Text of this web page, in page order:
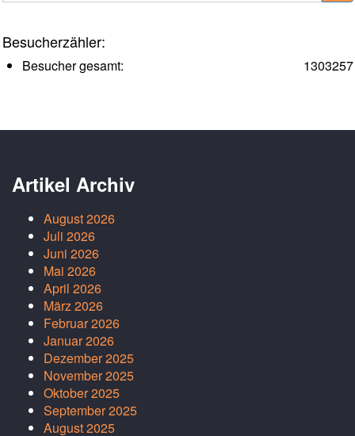
Besucherzähler:
1303257
Besucher gesamt:
Artikel Archiv
August 2026
Juli 2026
Juni 2026
Mai 2026
April 2026
März 2026
Februar 2026
Januar 2026
Dezember 2025
November 2025
Oktober 2025
September 2025
August 2025